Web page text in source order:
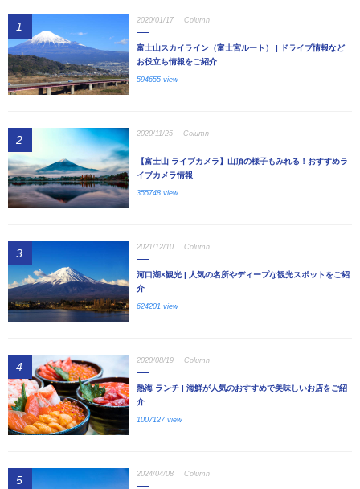
1 2020/01/17 Column
富士山スカイライン（富士宮ルート） | ドライブ情報など
お役立ち情報をご紹介
594655 view
2 2020/11/25 Column
【富士山 ライブカメラ】山頂の様子もみれる！おすすめラ
イブカメラ情報
355748 view
3 2021/12/10 Column
河口湖×観光 | 人気の名所やディープな観光スポットをご紹
介
624201 view
4 2020/08/19 Column
熱海 ランチ | 海鮮が人気のおすすめで美味しいお店をご紹
介
1007127 view
5 2024/04/08 Column